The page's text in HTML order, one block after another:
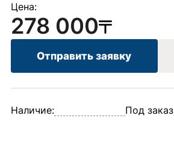
Цена:
278 000
Отправить заявку
Наличие: Под заказ